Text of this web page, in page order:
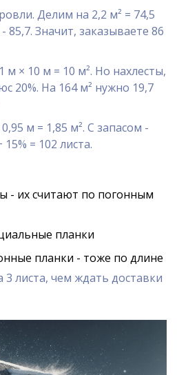
Делим на 2,2 м² = 74,5
85,7. Значит, заказываете 86
м × 10 м = 10 м². Но нахлесты,
20%. На 164 м² нужно 19,7
м = 1,85 м². С запасом -
= 102 листа.
- их считают по погонным
планки
планки - тоже по длине
листа, чем ждать доставки